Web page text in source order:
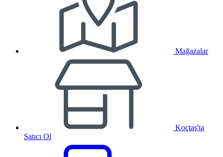
Mağazalar
Koçtaş'ta
Satıcı Ol